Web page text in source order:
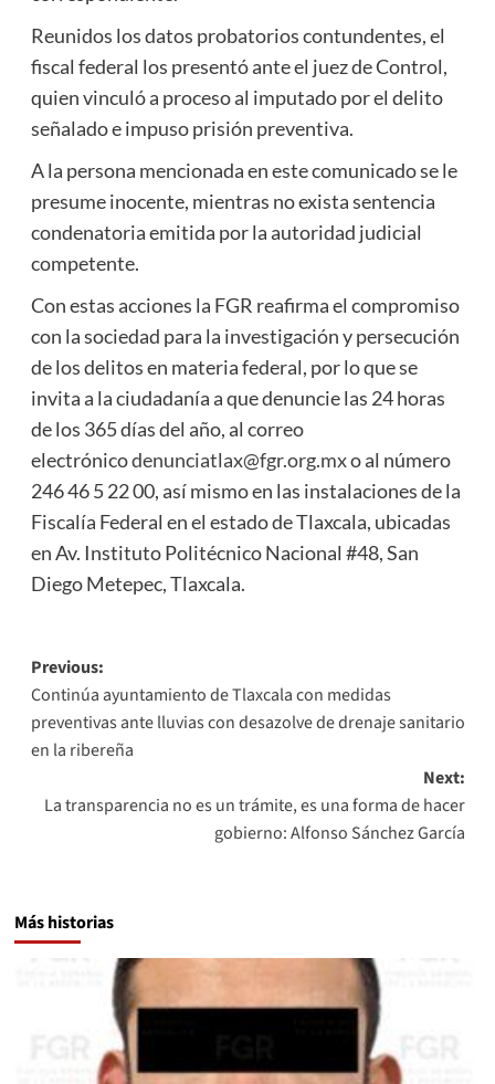
Reunidos los datos probatorios contundentes, el
fiscal federal los presentó ante el juez de Control,
quien vinculó a proceso al imputado por el delito
señalado e impuso prisión preventiva.
A la persona mencionada en este comunicado se le
presume inocente, mientras no exista sentencia
condenatoria emitida por la autoridad judicial
competente.
Con estas acciones la FGR reafirma el compromiso
con la sociedad para la investigación y persecución
de los delitos en materia federal, por lo que se
invita a la ciudadanía a que denuncie las 24 horas
de los 365 días del año, al correo
electrónicodenunciatlax@fgr.org.mxo al número
246 46 5 22 00, así mismo en las instalaciones de la
Fiscalía Federal en el estado de Tlaxcala, ubicadas
en Av. Instituto Politécnico Nacional #48, San
Diego Metepec, Tlaxcala.
Post
navigation
Previous:
Continúa ayuntamiento de Tlaxcala con medidas
preventivas ante lluvias con desazolve de drenaje sanitario
en la ribereña
Next:
La transparencia no es un trámite, es una forma de hacer
gobierno: Alfonso Sánchez García
Más historias